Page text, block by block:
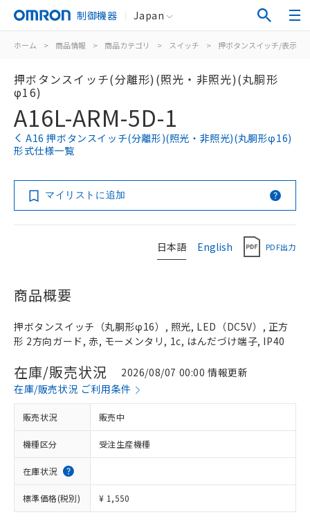
制御機器 Japan
ホーム > 商品情報 > 商品カテゴリ > スイッチ > 押ボタンスイッチ/表示灯
押ボタンスイッチ(分離形)(照光・非照光)(丸胴形
φ16)
A16L-ARM-5D-1
A16 押ボタンスイッチ(分離形)(照光・非照光)(丸胴形φ16)
形式仕様一覧
マイリストに追加
日本語 English PDF出力
商品概要
押ボタンスイッチ（丸胴形φ16）, 照光, LED（DC5V）, 正方
形 2方向ガード, 赤, モーメンタリ, 1c, はんだづけ端子, IP40
在庫/販売状況
2026/08/07 00:00 情報更新
在庫/販売状況 ご利用条件
販売状況 販売中
機種区分 受注生産機種
在庫状況
標準価格(税別) ¥ 1,550